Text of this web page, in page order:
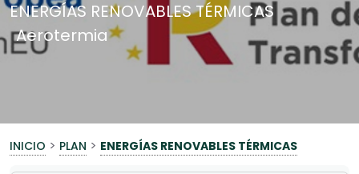
ENERGÍAS RENOVABLES TÉRMICAS
Aerotermia
INICIO > PLAN > ENERGÍAS RENOVABLES TÉRMICAS